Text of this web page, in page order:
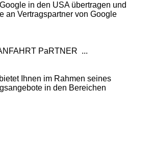
in den USA übertragen und
an Vertragspartner von Google
PaRTNER ...
Ihnen im Rahmen seines
in den Bereichen